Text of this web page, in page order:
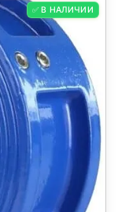
✅ В НАЛИЧИИ